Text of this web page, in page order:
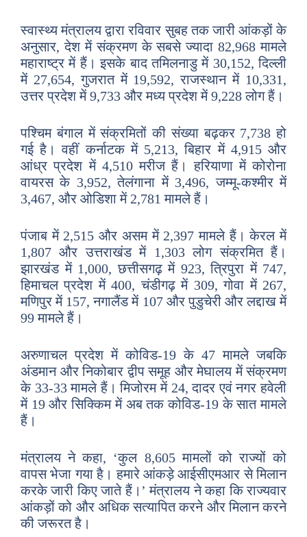
स्वास्थ्य मंत्रालय द्वारा रविवार सुबह तक जारी आंकड़ों के
अनुसार, देश में संक्रमण के सबसे ज्यादा 82,968 मामले
महाराष्ट्र में हैं। इसके बाद तमिलनाडु में 30,152, दिल्ली
में 27,654, गुजरात में 19,592, राजस्थान में 10,331,
उत्तर प्रदेश में 9,733 और मध्य प्रदेश में 9,228 लोग हैं।
पश्चिम बंगाल में संक्रमितों की संख्या बढ़कर 7,738 हो
गई है। वहीं कर्नाटक में 5,213, बिहार में 4,915 और
आंध्र प्रदेश में 4,510 मरीज हैं। हरियाणा में कोरोना
वायरस के 3,952, तेलंगाना में 3,496, जम्मू-कश्मीर में
3,467, और ओडिशा में 2,781 मामले हैं।
पंजाब में 2,515 और असम में 2,397 मामले हैं। केरल में
1,807 और उत्तराखंड में 1,303 लोग संक्रमित हैं।
झारखंड में 1,000, छत्तीसगढ़ में 923, त्रिपुरा में 747,
हिमाचल प्रदेश में 400, चंडीगढ़ में 309, गोवा में 267,
मणिपुर में 157, नगालैंड में 107 और पुडुचेरी और लद्दाख में
99 मामले हैं।
अरुणाचल प्रदेश में कोविड-19 के 47 मामले जबकि
अंडमान और निकोबार द्वीप समूह और मेघालय में संक्रमण
के 33-33 मामले हैं। मिजोरम में 24, दादर एवं नगर हवेली
में 19 और सिक्किम में अब तक कोविड-19 के सात मामले
हैं।
मंत्रालय ने कहा, ‘कुल 8,605 मामलों को राज्यों को
वापस भेजा गया है। हमारे आंकड़े आईसीएमआर से मिलान
करके जारी किए जाते हैं।’ मंत्रालय ने कहा कि राज्यवार
आंकड़ों को और अधिक सत्यापित करने और मिलान करने
की जरूरत है।